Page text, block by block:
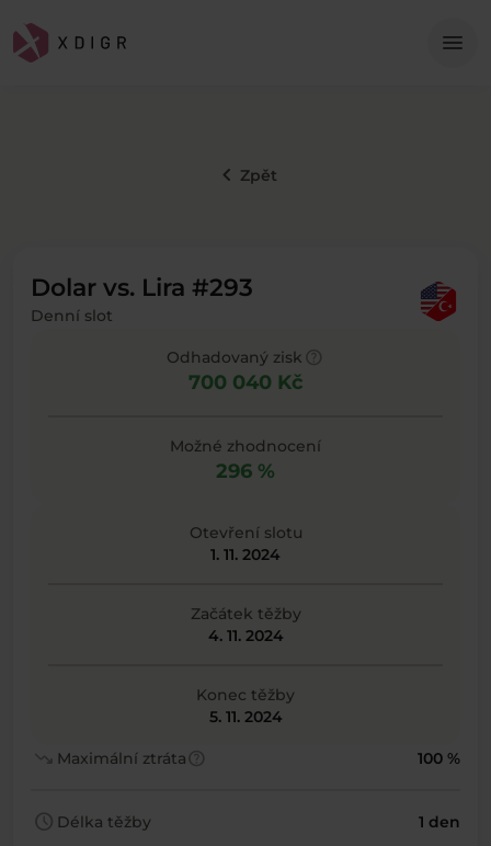
menu
keyboard_arrow_left Zpět
Dolar vs. Lira #293
Denní slot
Odhadovaný zisk
700 040 Kč
Možné zhodnocení
296 %
Otevření slotu
1. 11. 2024
Začátek těžby
4. 11. 2024
Konec těžby
5. 11. 2024
trending_down Maximální ztrátahelp 100 %
schedule Délka těžby 1 den